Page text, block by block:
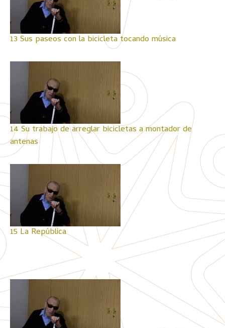
13 Sus paseos con la bicicleta tocando música
14 Su trabajo de arreglar bicicletas a montador de
antenas
15 La República